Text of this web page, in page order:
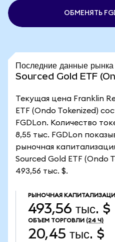
ОБМЕНЯТЬ
Последние данные
Sourced Gold ETF
Текущая цена Franklin
ETF (Ondo Tokenized)
FGDLon. Количество
8,55 тыс. FGDLon
рыночная
Sourced Gold ETF (Ondo
493,56 тыс. $.
РЫНОЧНАЯ
493,56 тыс. $
ОБЪЕМ ТОРГОВЛИ (24 Ч)
20,45 тыс. $